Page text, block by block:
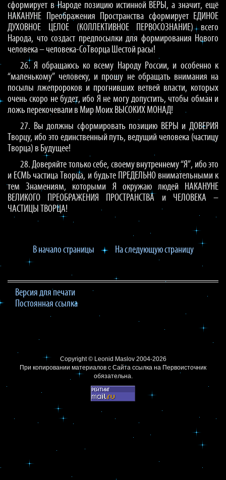
сформирует в Народе позицию истинной ВЕРЫ, а значит, ещё
НАКАНУНЕ Преображения Пространства сформирует ЕДИНОЕ
ДУХОВНОЕ ЦЕЛОЕ (КОЛЛЕКТИВНОЕ ПЕРВОСОЗНАНИЕ) всего
Народа, что создаст предпосылки для формирования Нового
человека – человека-СоТворца Шестой расы!
26. Я обращаюсь ко всему Народу России, и особенно к
“маленькому” человеку, и прошу не обращать внимания на
посылы лжепророков и прогнивших ветвей власти, которых
очень скоро не будет, ибо Я не могу допустить, чтобы обман и
ложь перекочевали в Мир Моих ВЫСОКИХ МОНАД!
27. Вы должны сформировать позицию ВЕРЫ и ДОВЕРИЯ
Творцу, ибо это единственный путь, ведущий человека (частицу
Творца) в Будущее!
28. Доверяйте только себе, своему внутреннему “Я”, ибо это
и ЕСМЬ частица Творца, и будьте ПРЕДЕЛЬНО внимательными к
тем Знамениям, которыми Я окружаю людей НАКАНУНЕ
ВЕЛИКОГО ПРЕОБРАЖЕНИЯ ПРОСТРАНСТВА и ЧЕЛОВЕКА –
ЧАСТИЦЫ ТВОРЦА!
В начало страницы На следующую страницу
Версия для печати
Постоянная ссылка
Copyright © Leonid Maslov2004-2026
При копировании материалов с Сайта ссылка на Первоисточник
обязательна.